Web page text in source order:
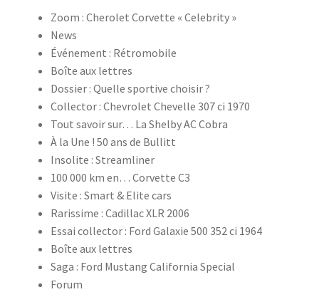
Zoom : Cherolet Corvette « Celebrity »
News
Événement : Rétromobile
Boîte aux lettres
Dossier : Quelle sportive choisir ?
Collector : Chevrolet Chevelle 307 ci 1970
Tout savoir sur… La Shelby AC Cobra
À la Une ! 50 ans de Bullitt
Insolite : Streamliner
100 000 km en… Corvette C3
Visite : Smart & Elite cars
Rarissime : Cadillac XLR 2006
Essai collector : Ford Galaxie 500 352 ci 1964
Boîte aux lettres
Saga : Ford Mustang California Special
Forum